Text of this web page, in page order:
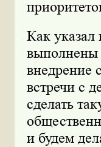
Как указал
выполнены
внедрение
встречи с
сделать
и будем